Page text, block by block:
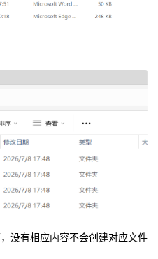
没有相应内容不会创建对应文件